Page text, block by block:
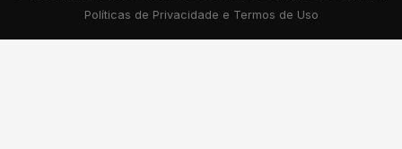
Políticas de Privacidade e Termos de Uso